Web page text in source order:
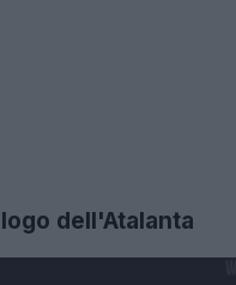
dell'Atalanta